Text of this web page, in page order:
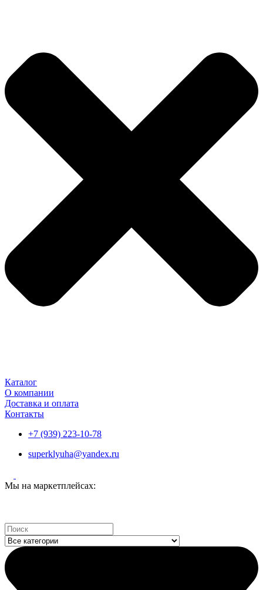
Каталог
О компании
Доставка и оплата
Контакты
+7 (939) 223-10-78
superklyuha@yandex.ru
Мы на маркетплейсах:
Search
...